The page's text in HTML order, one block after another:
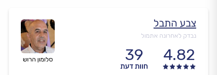
סלומון הרוש
צבע התבל
נבדק לאחרונה אתמול
4.82
39
חוות דעת